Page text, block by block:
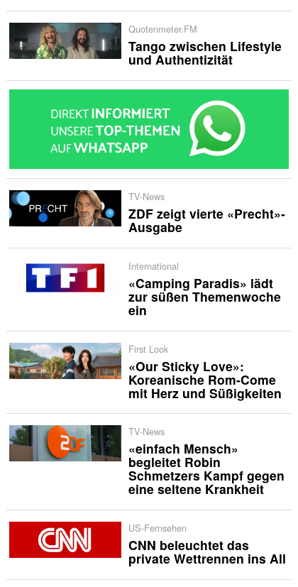
Quotenmeter.FM
Tango zwischen Lifestyle
und Authentizität
TV-News
ZDF zeigt vierte «Precht»-
Ausgabe
International
«Camping Paradis» lädt
zur süßen Themenwoche
ein
First Look
«Our Sticky Love»:
Koreanische Rom-Come
mit Herz und Süßigkeiten
TV-News
«einfach Mensch»
begleitet Robin
Schmetzers Kampf gegen
eine seltene Krankheit
US-Fernsehen
CNN beleuchtet das
private Wettrennen ins All